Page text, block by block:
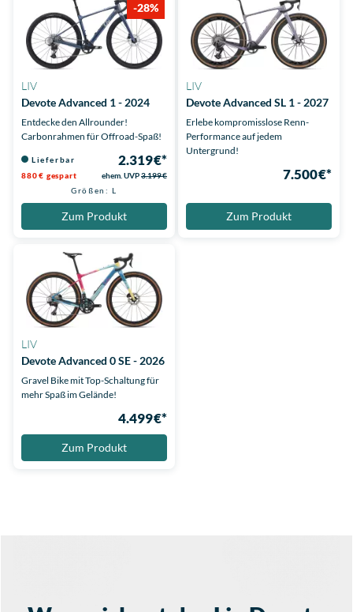
-28%
LIV
Devote Advanced 1 - 2024
Entdecke den Allrounder!
Carbonrahmen für Offroad-Spaß!
Lieferbar 2.319 €*
880 € gespart ehem. UVP3.199 €
Größen: L
Zum Produkt
LIV
Devote Advanced SL 1 - 2027
Erlebe kompromisslose Renn-
Performance auf jedem
Untergrund!
7.500 €*
Zum Produkt
LIV
Devote Advanced 0 SE - 2026
Gravel Bike mit Top-Schaltung für
mehr Spaß im Gelände!
4.499 €*
Zum Produkt